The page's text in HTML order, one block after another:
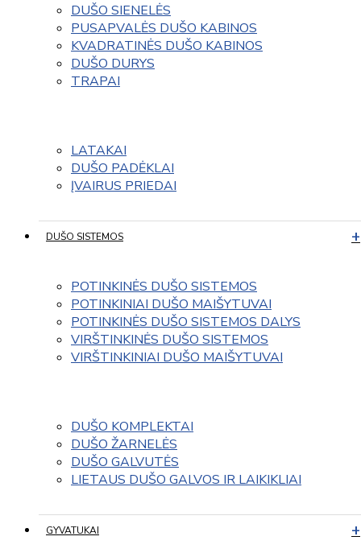
DUŠO SIENELĖS
PUSAPVALĖS DUŠO KABINOS
KVADRATINĖS DUŠO KABINOS
DUŠO DURYS
TRAPAI
LATAKAI
DUŠO PADĖKLAI
ĮVAIRUS PRIEDAI
DUŠO SISTEMOS
POTINKINĖS DUŠO SISTEMOS
POTINKINIAI DUŠO MAIŠYTUVAI
POTINKINĖS DUŠO SISTEMOS DALYS
VIRŠTINKINĖS DUŠO SISTEMOS
VIRŠTINKINIAI DUŠO MAIŠYTUVAI
DUŠO KOMPLEKTAI
DUŠO ŽARNELĖS
DUŠO GALVUTĖS
LIETAUS DUŠO GALVOS IR LAIKIKLIAI
GYVATUKAI